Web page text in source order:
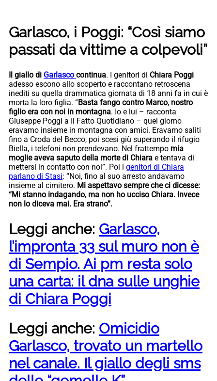
Garlasco, i Poggi: “Così siamo
passati da vittime a colpevoli”
Il giallo di Garlasco continua. I genitori di Chiara Poggi
adesso escono allo scoperto e raccontano retroscena
inediti su quella drammatica giornata di 18 anni fa in cui è
morta la loro figlia. “Basta fango contro Marco, nostro
figlio era con noi in montagna. Io e lui – racconta
Giuseppe Poggi a Il Fatto Quotidiano – quel giorno
eravamo insieme in montagna con amici. Eravamo saliti
fino a Croda del Becco, poi scesi giù superando il rifugio
Biella, i telefoni non prendevano. Nel frattempo mia
moglie aveva saputo della morte di Chiara e tentava di
mettersi in contatto con noi”. Poi i genitori di Chiara
parlano di Stasi: “Noi, fino al suo arresto andavamo
insieme al cimitero. Mi aspettavo sempre che ci dicesse:
“Mi stanno indagando, ma non ho ucciso Chiara. Invece
non lo diceva mai. Era strano”.
Leggi anche: Garlasco,
l’impronta 33 sul muro non è
di Sempio. Ai pm resta solo
una carta: il dna sulle unghie
di Chiara Poggi
Leggi anche: Omicidio
Garlasco, trovato un martello
nel canale. Il giallo degli sms